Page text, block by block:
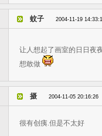
蚊子 2004-11-19
让人想起了画室的日日夜
想敢做
摄 2004-11-05 20:16:26
很有创痍.但是不太好